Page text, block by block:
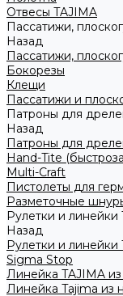
Отвесы TAJIMA
Пассатижи,
Назад
Пассатижи,
Бокорезы
Клещи
Пассатижи и
Патроны для
Назад
Патроны для
Hand-Tite
Multi-Craft
Пистолеты для
Разметочные
Рулетки и линейки
Назад
Рулетки и линейки
Sigma Stop
Линейка TAJIMA
Линейка Tajima из